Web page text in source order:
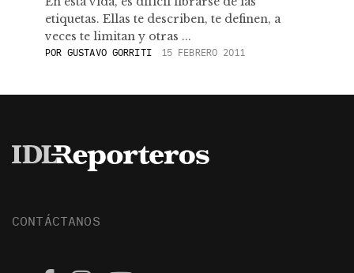
etiquetas. Ellas te describen, te definen, a
veces te limitan y otras ...
POR GUSTAVO GORRITI 15 FEBRERO 2011
CONTÁCTANOS